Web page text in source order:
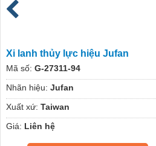
Xi lanh thủy lực hiệu Jufan
Mã số: G-27311-94
Nhãn hiệu: Jufan
Xuất xứ: Taiwan
Giá: Liên hệ